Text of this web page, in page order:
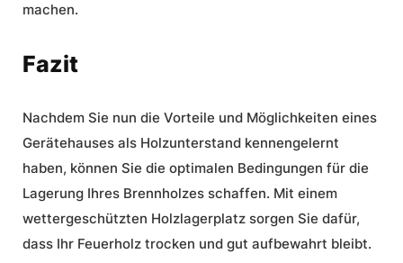
machen.
Fazit
Nachdem Sie nun die Vorteile und Möglichkeiten eines
Gerätehauses als Holzunterstand kennengelernt
haben, können Sie die optimalen Bedingungen für die
Lagerung Ihres Brennholzes schaffen. Mit einem
wettergeschützten Holzlagerplatz sorgen Sie dafür,
dass Ihr Feuerholz trocken und gut aufbewahrt bleibt.